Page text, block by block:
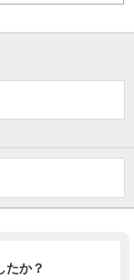
たか？